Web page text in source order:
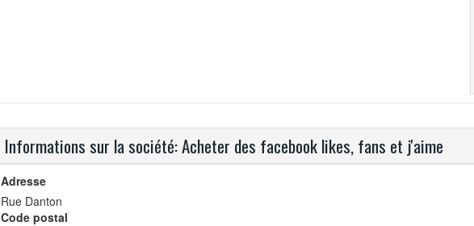
Informations sur la société: Acheter des facebook likes, fans et j'aime
Adresse
Rue Danton
Code postal